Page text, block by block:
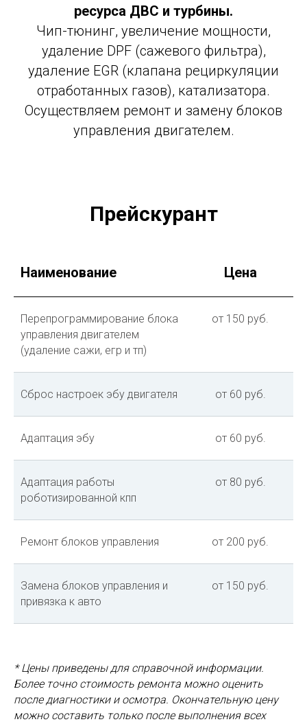
ресурса ДВС и турбины.
Чип-тюнинг, увеличение мощности,
удаление DPF (сажевого фильтра),
удаление EGR (клапана рециркуляции
отработанных газов), катализатора.
Осуществляем ремонт и замену блоков
управления двигателем.
Прейскурант
Наименование Цена
Перепрограммирование блока
управления двигателем
(удаление сажи, егр и тп)
от 150 руб.
Сброс настроек эбу двигателя от 60 руб.
Адаптация эбу от 60 руб.
Адаптация работы
роботизированной кпп
от 80 руб.
Ремонт блоков управления от 200 руб.
Замена блоков управления и
привязка к авто
от 150 руб.
* Цены приведены для справочной информации.
Более точно стоимость ремонта можно оценить
после диагностики и осмотра. Окончательную цену
можно составить только после выполнения всех